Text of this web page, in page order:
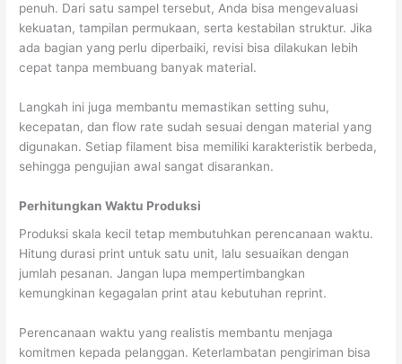
penuh. Dari satu sampel tersebut, Anda bisa mengevaluasi
kekuatan, tampilan permukaan, serta kestabilan struktur. Jika
ada bagian yang perlu diperbaiki, revisi bisa dilakukan lebih
cepat tanpa membuang banyak material.
Langkah ini juga membantu memastikan setting suhu,
kecepatan, dan flow rate sudah sesuai dengan material yang
digunakan. Setiap filament bisa memiliki karakteristik berbeda,
sehingga pengujian awal sangat disarankan.
Perhitungkan Waktu Produksi
Produksi skala kecil tetap membutuhkan perencanaan waktu.
Hitung durasi print untuk satu unit, lalu sesuaikan dengan
jumlah pesanan. Jangan lupa mempertimbangkan
kemungkinan kegagalan print atau kebutuhan reprint.
Perencanaan waktu yang realistis membantu menjaga
komitmen kepada pelanggan. Keterlambatan pengiriman bisa